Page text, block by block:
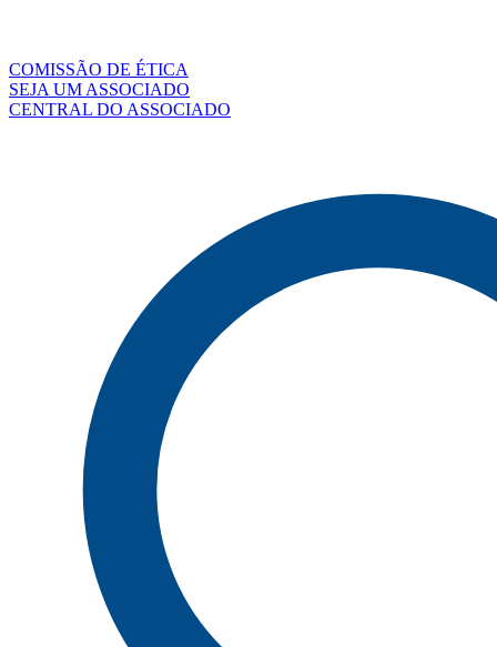
COMISSÃO DE ÉTICA
SEJA UM ASSOCIADO
CENTRAL DO ASSOCIADO